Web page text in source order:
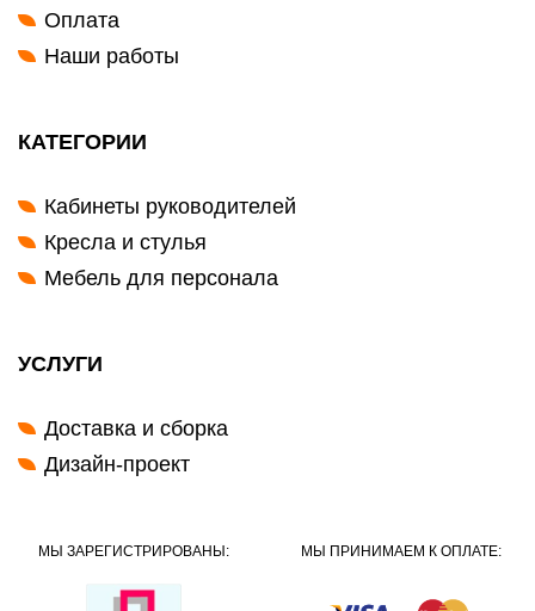
Оплата
Наши работы
КАТЕГОРИИ
Кабинеты руководителей
Кресла и стулья
Мебель для персонала
УСЛУГИ
Доставка и сборка
Дизайн-проект
МЫ ЗАРЕГИСТРИРОВАНЫ: МЫ ПРИНИМАЕМ К ОПЛАТЕ: